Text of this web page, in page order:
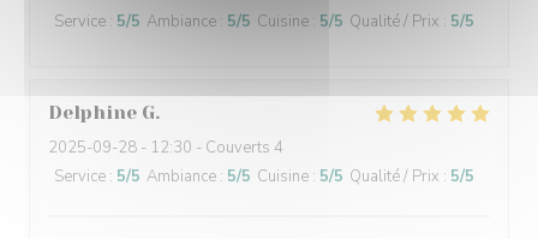
Service : 5/5 Ambiance : 5/5 Cuisine : 5/5 Qualité / Prix : 5/5
Delphine G
2025-09-28 - 12:30 - Couverts 4
Service : 5/5 Ambiance : 5/5 Cuisine : 5/5 Qualité / Prix : 5/5